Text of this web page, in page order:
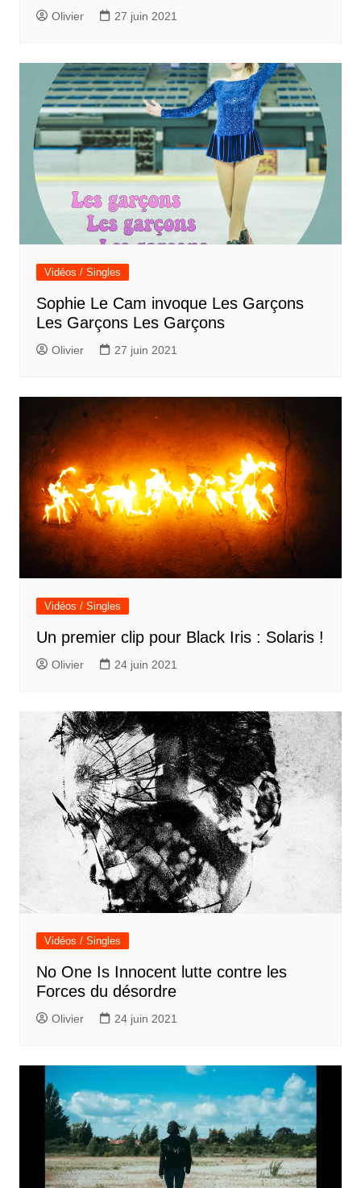
Olivier 27 juin 2021
Vidéos / Singles
Sophie Le Cam invoque Les Garçons
Les Garçons Les Garçons
Olivier 27 juin 2021
Vidéos / Singles
Un premier clip pour Black Iris : Solaris !
Olivier 24 juin 2021
Vidéos / Singles
No One Is Innocent lutte contre les
Forces du désordre
Olivier 24 juin 2021